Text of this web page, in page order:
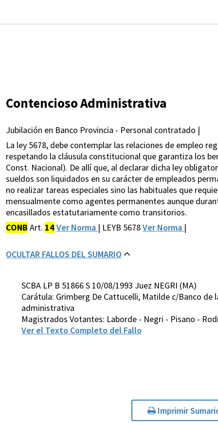
Contencioso Administrativa
Jubilación en Banco Provincia - Personal contratado |
La ley 5678, debe contemplar las relaciones de empleo
respetando la cláusula constitucional que garantiza los
Const. Nacional). De allí que, al declarar dicha ley
sueldos son liquidados en su carácter de empleados
no realizar tareas especiales sino las habituales que
mensualmente como agentes permanentes aunque
encasillados estatutariamente como transitorios.
CONB Art. 14Ver Norma | LEYB 5678Ver Norma |
OCULTAR FALLOS DEL SUMARIO
SCBA LP B 51866 S 10/08/1993 Juez NEGRI (MA)
Carátula: Grimberg De Cattucelli, Matilde c/Banco
administrativa
Magistrados Votantes: Laborde - Negri - Pisano -
Ver el Texto Completo del Fallo
Imprimir